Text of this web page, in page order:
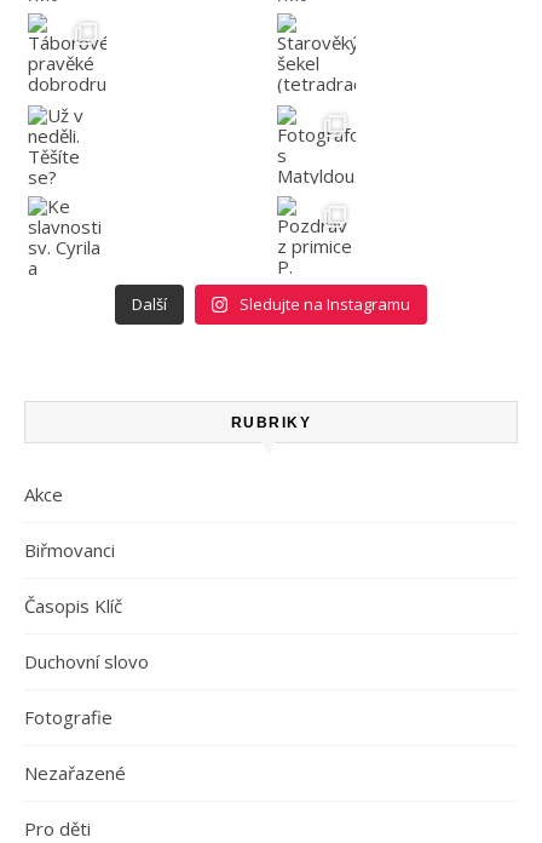
Další Sledujte na Instagramu
RUBRIKY
Akce
Biřmovanci
Časopis Klíč
Duchovní slovo
Fotografie
Nezařazené
Pro děti